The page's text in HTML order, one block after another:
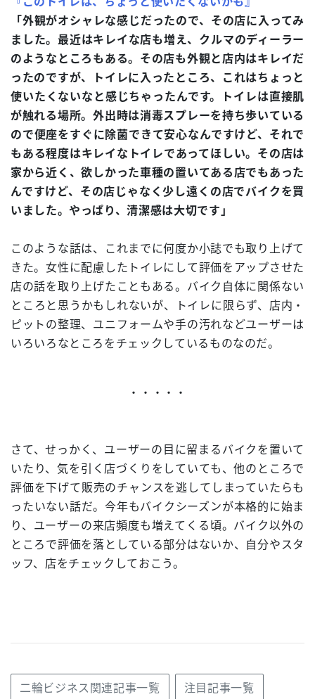
「外観がオシャレな感じだったので、その店に入ってみ
ました。最近はキレイな店も増え、クルマのディーラー
のようなところもある。その店も外観と店内はキレイだ
ったのですが、トイレに入ったところ、これはちょっと
使いたくないなと感じちゃったんです。トイレは直接肌
が触れる場所。外出時は消毒スプレーを持ち歩いている
ので便座をすぐに除菌できて安心なんですけど、それで
もある程度はキレイなトイレであってほしい。その店は
家から近く、欲しかった車種の置いてある店でもあった
んですけど、その店じゃなく少し遠くの店でバイクを買
いました。やっぱり、清潔感は大切です」
このような話は、これまでに何度か小誌でも取り上げて
きた。女性に配慮したトイレにして評価をアップさせた
店の話を取り上げたこともある。バイク自体に関係ない
ところと思うかもしれないが、トイレに限らず、店内・
ピットの整理、ユニフォームや手の汚れなどユーザーは
いろいろなところをチェックしているものなのだ。
・・・・・
さて、せっかく、ユーザーの目に留まるバイクを置いて
いたり、気を引く店づくりをしていても、他のところで
評価を下げて販売のチャンスを逃してしまっていたらも
ったいない話だ。今年もバイクシーズンが本格的に始ま
り、ユーザーの来店頻度も増えてくる頃。バイク以外の
ところで評価を落としている部分はないか、自分やスタ
ッフ、店をチェックしておこう。
二輪ビジネス関連記事一覧 注目記事一覧